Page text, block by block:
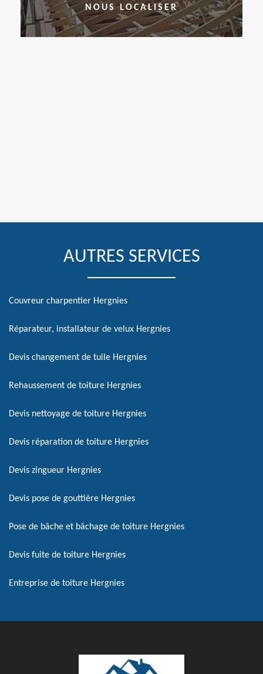
NOUS LOCALISER
AUTRES SERVICES
Couvreur charpentier Hergnies
Réparateur, installateur de velux Hergnies
Devis changement de tuile Hergnies
Rehaussement de toiture Hergnies
Devis nettoyage de toiture Hergnies
Devis réparation de toiture Hergnies
Devis zingueur Hergnies
Devis pose de gouttière Hergnies
Pose de bâche et bâchage de toiture Hergnies
Devis fuite de toiture Hergnies
Entreprise de toiture Hergnies